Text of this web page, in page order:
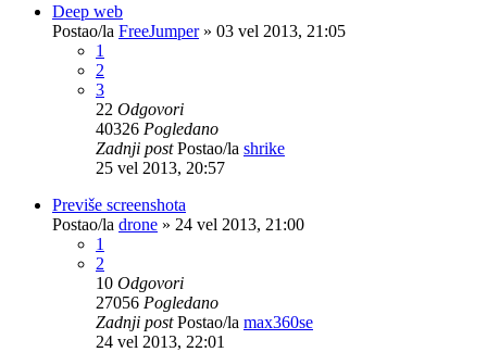
Deep web
Postao/la FreeJumper» 03 vel 2013, 21:05
1
2
3
22 Odgovori
40326 Pogledano
Zadnji postPostao/la shrike
25 vel 2013, 20:57
Previše screenshota
Postao/la drone » 24 vel 2013, 21:00
1
2
10 Odgovori
27056 Pogledano
Zadnji postPostao/la max360se
24 vel 2013, 22:01